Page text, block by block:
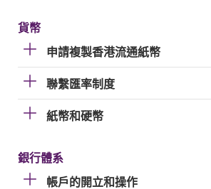
貨幣
申請複製香港流通紙幣
聯繫匯率制度
紙幣和硬幣
銀行體系
帳戶的開立和操作